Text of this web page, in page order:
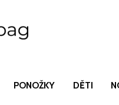
PONOŽKY DĚTI